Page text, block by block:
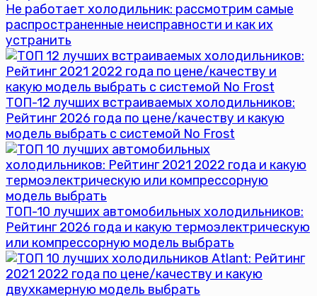
Не работает холодильник: рассмотрим самые
распространенные неисправности и как их
устранить
ТОП-12 лучших встраиваемых холодильников:
Рейтинг 2026 года по цене/качеству и какую
модель выбрать с системой No Frost
ТОП-10 лучших автомобильных холодильников:
Рейтинг 2026 года и какую термоэлектрическую
или компрессорную модель выбрать